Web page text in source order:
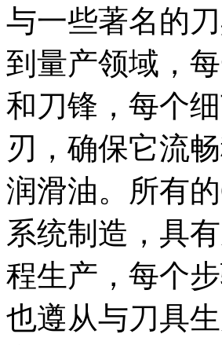
与一些著名的
到量产领域，
和刀锋，每个
刃，确保它流
润滑油。所有
系统制造，具
程生产，每个
也遵从与刀具